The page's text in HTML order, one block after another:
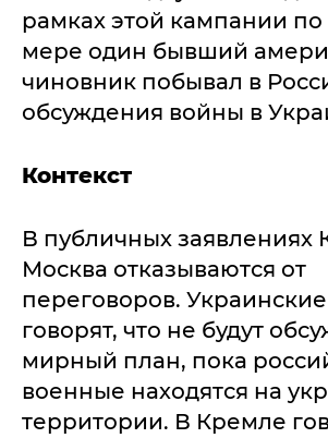
рамках этой кампании
мере один бывший
чиновник побывал в
обсуждения войны в
Контекст
В публичных заявлениях
Москва отказываются от
переговоров. Украинские
говорят, что не будут
мирный план, пока
военные находятся на
территории. В Кремле